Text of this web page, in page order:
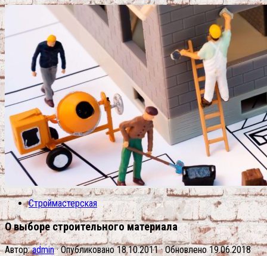
Строймастерская
О выборе строительного материала
Автор:admin · Опубликовано18.10.2011· Обновлено19.06.2018